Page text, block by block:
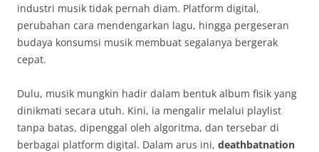
industri musik tidak pernah diam. Platform digital,
perubahan cara mendengarkan lagu, hingga pergeseran
budaya konsumsi musik membuat segalanya bergerak
cepat.
Dulu, musik mungkin hadir dalam bentuk album fisik yang
dinikmati secara utuh. Kini, ia mengalir melalui playlist
tanpa batas, dipenggal oleh algoritma, dan tersebar di
berbagai platform digital. Dalam arus ini, deathbatnation